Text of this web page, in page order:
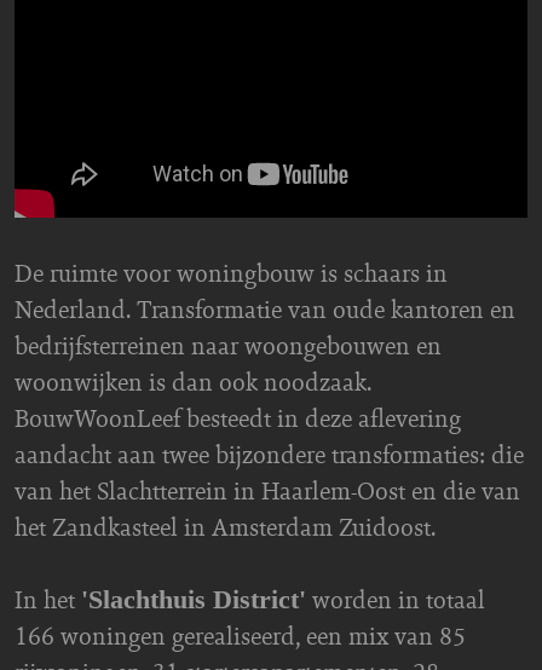
De ruimte voor woningbouw is schaars in
Nederland. Transformatie van oude kantoren en
bedrijfsterreinen naar woongebouwen en
woonwijken is dan ook noodzaak.
BouwWoonLeef besteedt in deze aflevering
aandacht aan twee bijzondere transformaties: die
van het Slachtterrein in Haarlem-Oost en die van
het Zandkasteel in Amsterdam Zuidoost.
In het 'Slachthuis District' worden in totaal
166 woningen gerealiseerd, een mix van 85